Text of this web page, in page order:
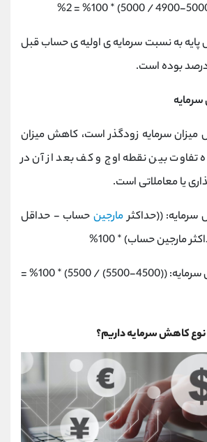
پایه به نسبت سرمایه ی اولیه ی حساب قبل
میزان سرمایه زودگذر است، کاهش میزان
تفاوت بین نقطه اوج و کف بعد از آن در
یا معاملاتی است.
سرمایه: ((حداکثرمارجین حساب - حداقل
مارجین حساب) * 100%
حداکثر میزان کاهش سرمایه: ((4500-5500) / 5500) * 100% =
نوع کاهش سرمایه داریم؟